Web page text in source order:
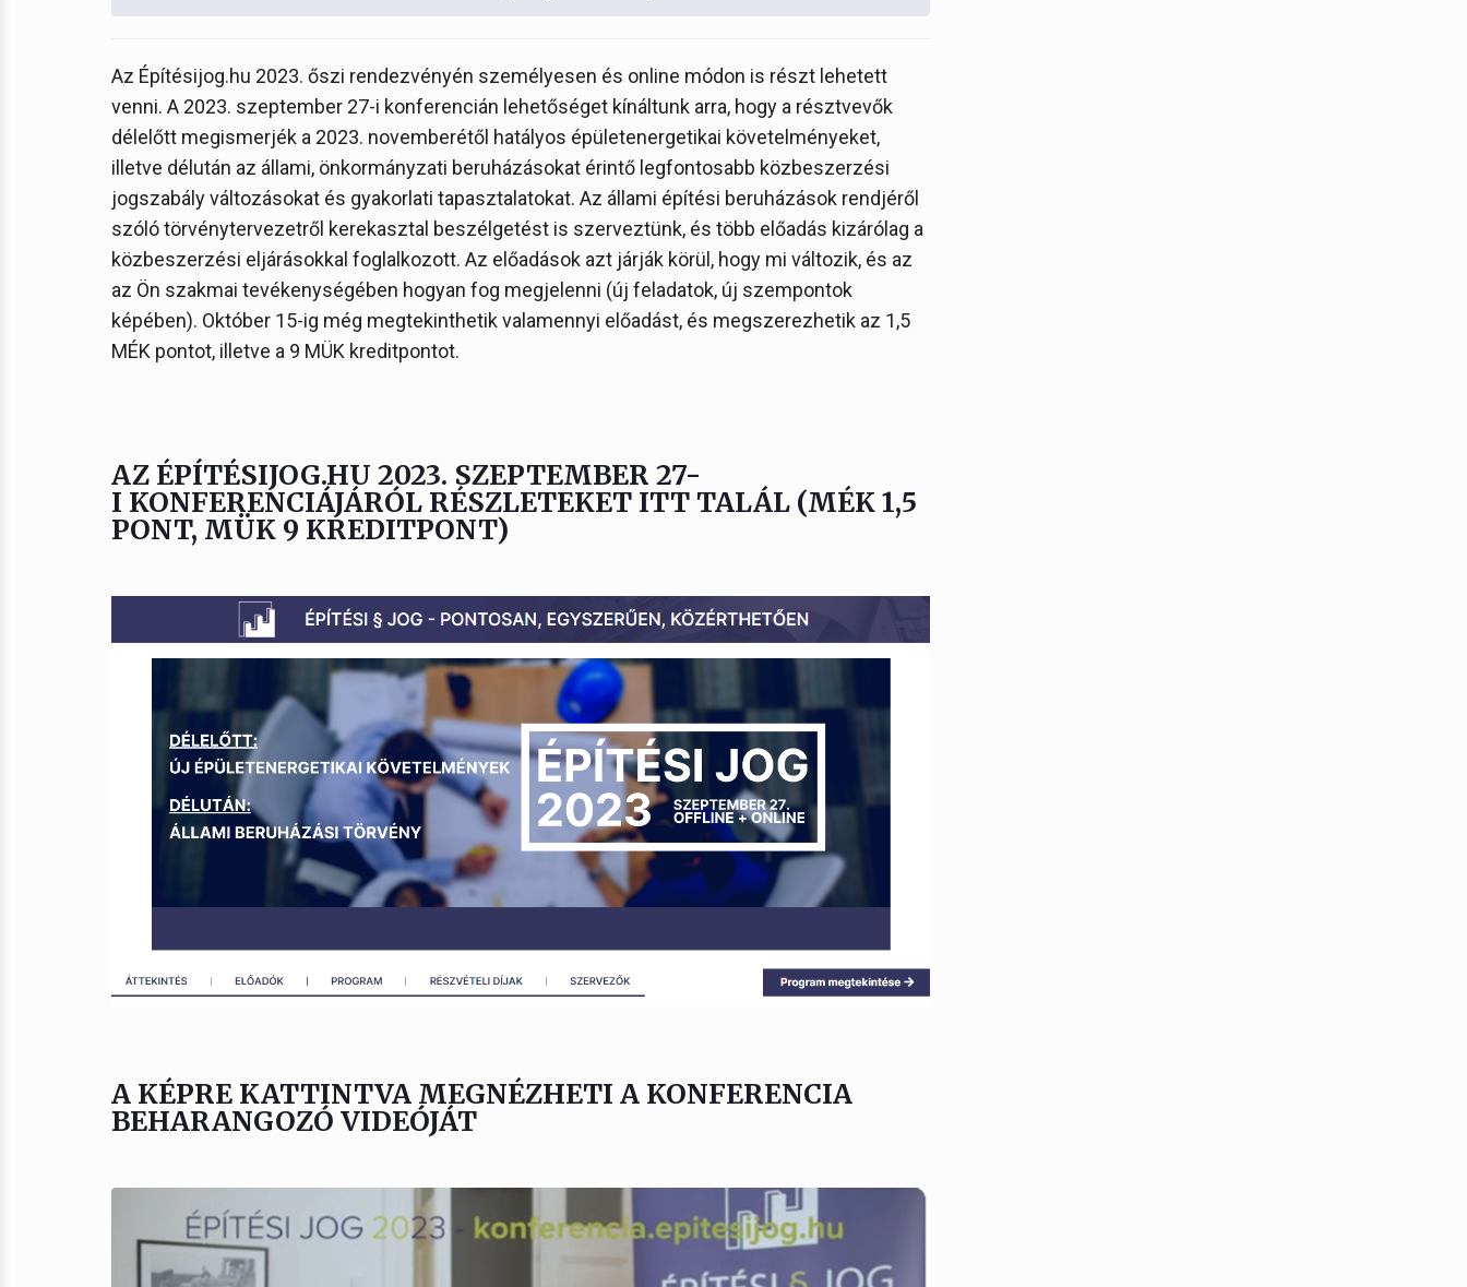
Az Építésijog.hu 2023. őszi rendezvényén személyesen és online módon is részt lehetett
venni. A 2023. szeptember 27-i konferencián lehetőséget kínáltunk arra, hogy a résztvevők
délelőtt megismerjék a 2023. novemberétől hatályos épületenergetikai követelményeket,
illetve délután az állami, önkormányzati beruházásokat érintő legfontosabb közbeszerzési
jogszabály változásokat és gyakorlati tapasztalatokat. Az állami építési beruházások rendjéről
szóló törvénytervezetről kerekasztal beszélgetést is szerveztünk, és több előadás kizárólag a
közbeszerzési eljárásokkal foglalkozott. Az előadások azt járják körül, hogy mi változik, és az
az Ön szakmai tevékenységében hogyan fog megjelenni (új feladatok, új szempontok
képében). Október 15-ig még megtekinthetik valamennyi előadást, és megszerezhetik az 1,5
MÉK pontot, illetve a 9 MÜK kreditpontot.
AZ ÉPÍTÉSIJOG.HU 2023. SZEPTEMBER 27-
I KONFERENCIÁJÁRÓL RÉSZLETEKET ITT TALÁL (MÉK 1,5
PONT, MÜK 9 KREDITPONT)
A KÉPRE KATTINTVA MEGNÉZHETI A KONFERENCIA
BEHARANGOZÓ VIDEÓJÁT